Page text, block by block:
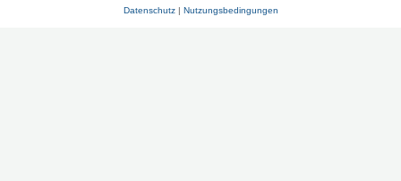
Datenschutz| Nutzungsbedingungen